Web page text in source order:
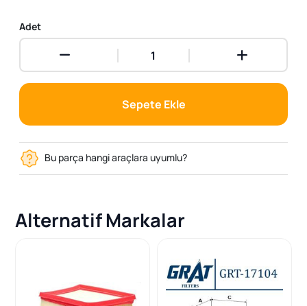
Adet
Sepete Ekle
Bu parça hangi araçlara uyumlu?
Alternatif Markalar